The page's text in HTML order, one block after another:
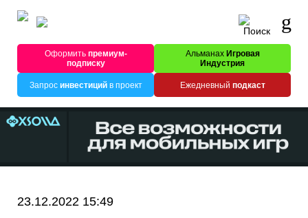
Оформитьпремиум-
подписку
Альманах Игровая
Индустрия
Запрос инвестицийв проект Ежедневный подкаст
23.12.2022 15:49